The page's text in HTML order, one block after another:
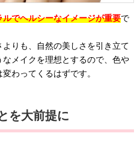
でヘルシーなイメージが重要で
りも、自然の美しさを引き立て
メイクを理想とするので、色や
わってくるはずです。
を大前提に